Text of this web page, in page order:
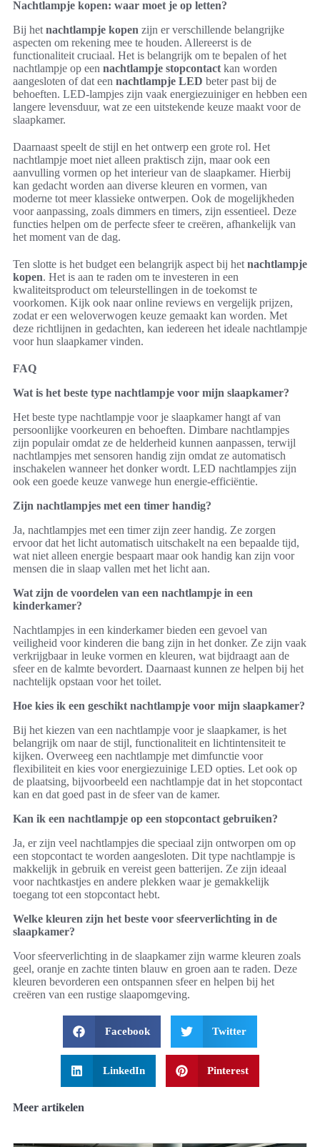
Nachtlampje kopen: waar moet je op letten?
Bij het nachtlampje kopen zijn er verschillende belangrijke
aspecten om rekening mee te houden. Allereerst is de
functionaliteit cruciaal. Het is belangrijk om te bepalen of het
nachtlampje op een nachtlampje stopcontact kan worden
aangesloten of dat een nachtlampje LED beter past bij de
behoeften. LED-lampjes zijn vaak energiezuiniger en hebben een
langere levensduur, wat ze een uitstekende keuze maakt voor de
slaapkamer.
Daarnaast speelt de stijl en het ontwerp een grote rol. Het
nachtlampje moet niet alleen praktisch zijn, maar ook een
aanvulling vormen op het interieur van de slaapkamer. Hierbij
kan gedacht worden aan diverse kleuren en vormen, van
moderne tot meer klassieke ontwerpen. Ook de mogelijkheden
voor aanpassing, zoals dimmers en timers, zijn essentieel. Deze
functies helpen om de perfecte sfeer te creëren, afhankelijk van
het moment van de dag.
Ten slotte is het budget een belangrijk aspect bij het nachtlampje
kopen. Het is aan te raden om te investeren in een
kwaliteitsproduct om teleurstellingen in de toekomst te
voorkomen. Kijk ook naar online reviews en vergelijk prijzen,
zodat er een weloverwogen keuze gemaakt kan worden. Met
deze richtlijnen in gedachten, kan iedereen het ideale nachtlampje
voor hun slaapkamer vinden.
FAQ
Wat is het beste type nachtlampje voor mijn slaapkamer?
Het beste type nachtlampje voor je slaapkamer hangt af van
persoonlijke voorkeuren en behoeften. Dimbare nachtlampjes
zijn populair omdat ze de helderheid kunnen aanpassen, terwijl
nachtlampjes met sensoren handig zijn omdat ze automatisch
inschakelen wanneer het donker wordt. LED nachtlampjes zijn
ook een goede keuze vanwege hun energie-efficiëntie.
Zijn nachtlampjes met een timer handig?
Ja, nachtlampjes met een timer zijn zeer handig. Ze zorgen
ervoor dat het licht automatisch uitschakelt na een bepaalde tijd,
wat niet alleen energie bespaart maar ook handig kan zijn voor
mensen die in slaap vallen met het licht aan.
Wat zijn de voordelen van een nachtlampje in een
kinderkamer?
Nachtlampjes in een kinderkamer bieden een gevoel van
veiligheid voor kinderen die bang zijn in het donker. Ze zijn vaak
verkrijgbaar in leuke vormen en kleuren, wat bijdraagt aan de
sfeer en de kalmte bevordert. Daarnaast kunnen ze helpen bij het
nachtelijk opstaan voor het toilet.
Hoe kies ik een geschikt nachtlampje voor mijn slaapkamer?
Bij het kiezen van een nachtlampje voor je slaapkamer, is het
belangrijk om naar de stijl, functionaliteit en lichtintensiteit te
kijken. Overweeg een nachtlampje met dimfunctie voor
flexibiliteit en kies voor energiezuinige LED opties. Let ook op
de plaatsing, bijvoorbeeld een nachtlampje dat in het stopcontact
kan en dat goed past in de sfeer van de kamer.
Kan ik een nachtlampje op een stopcontact gebruiken?
Ja, er zijn veel nachtlampjes die speciaal zijn ontworpen om op
een stopcontact te worden aangesloten. Dit type nachtlampje is
makkelijk in gebruik en vereist geen batterijen. Ze zijn ideaal
voor nachtkastjes en andere plekken waar je gemakkelijk
toegang tot een stopcontact hebt.
Welke kleuren zijn het beste voor sfeerverlichting in de
slaapkamer?
Voor sfeerverlichting in de slaapkamer zijn warme kleuren zoals
geel, oranje en zachte tinten blauw en groen aan te raden. Deze
kleuren bevorderen een ontspannen sfeer en helpen bij het
creëren van een rustige slaapomgeving.
Facebook Twitter
LinkedIn Pinterest
Meer artikelen